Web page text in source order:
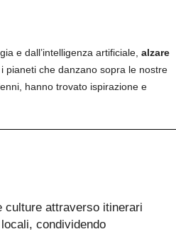
e dall’intelligenza artificiale, alzare
pianeti che danzano sopra le nostre
hanno trovato ispirazione e
culture attraverso itinerari
condividendo